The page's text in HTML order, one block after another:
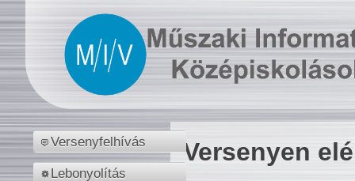
Versenyfelhívás
Lebonyolítás
Versenyen